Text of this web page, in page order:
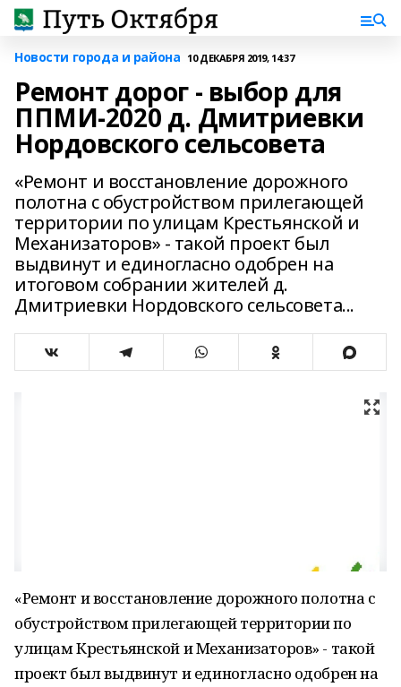
Новости города и района 10 ДЕКАБРЯ 2019, 14:37
Ремонт дорог - выбор для
ППМИ-2020 д. Дмитриевки
Нордовского сельсовета
«Ремонт и восстановление дорожного
полотна с обустройством прилегающей
территории по улицам Крестьянской и
Механизаторов» - такой проект был
выдвинут и единогласно одобрен на
итоговом собрании жителей д.
Дмитриевки Нордовского сельсовета...
«Ремонт и восстановление дорожного полотна с
обустройством прилегающей территории по
улицам Крестьянской и Механизаторов» - такой
проект был выдвинут и единогласно одобрен на